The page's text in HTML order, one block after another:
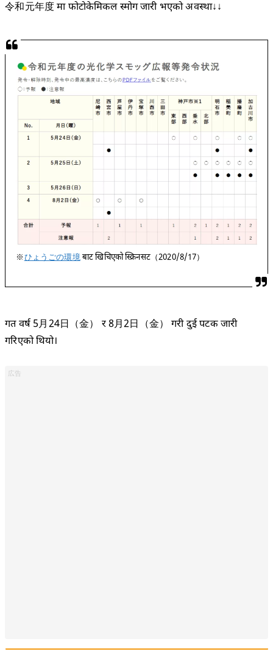
令和元年度 मा फोटोकेमिकल स्मोग जारी भएको अवस्था↓↓
※ひょうごの環境बाट खिचिएको स्क्रिनसट（2020/8/17）
गत वर्ष 5月24日（金） र 8月2日（金） गरी दुई पटक जारी
गरिएको थियो।